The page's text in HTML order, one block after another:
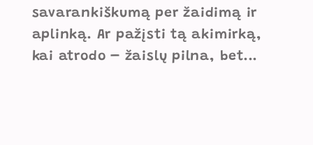
savarankiškumą per žaidimą ir
aplinką. Ar pažįsti tą akimirką,
kai atrodo – žaislų pilna, bet...